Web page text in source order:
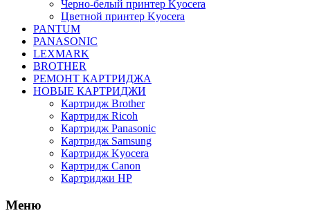
Черно-белый принтер Kyocera
Цветной принтер Kyocera
PANTUM
PANASONIC
LEXMARK
BROTHER
РЕМОНТ КАРТРИДЖА
НОВЫЕ КАРТРИДЖИ
Картридж Brother
Картридж Ricoh
Картридж Panasonic
Картридж Samsung
Картридж Kyocera
Картридж Canon
Картриджи HP
Меню